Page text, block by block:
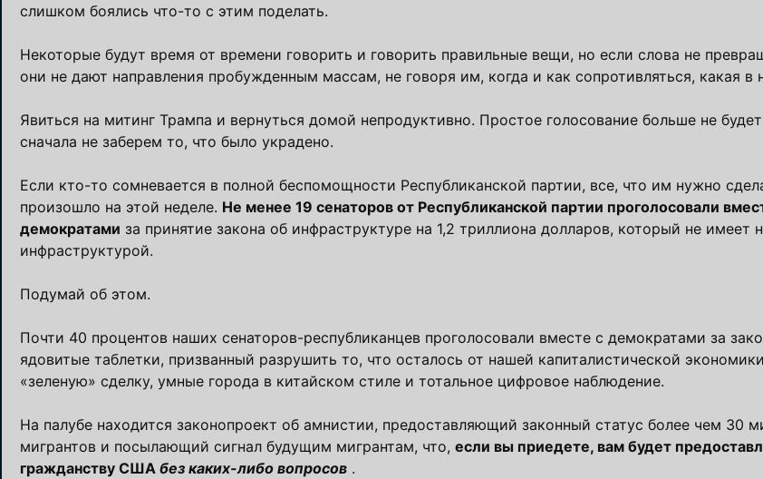
слишком боялись что-то с этим поделать.
Некоторые будут время от времени говорить и говорить правильные вещи, но если слова не
они не дают направления пробужденным массам, не говоря им, когда и как сопротивляться, какая в
Явиться на митинг Трампа и вернуться домой непродуктивно. Простое голосование больше не
сначала не заберем то, что было украдено.
Если кто-то сомневается в полной беспомощности Республиканской партии, все, что им нужно
произошло на этой неделе. Не менее 19 сенаторов от Республиканской партии проголосовали
демократами за принятие закона об инфраструктуре на 1,2 триллиона долларов, который не имеет
инфраструктурой.
Подумай об этом.
Почти 40 процентов наших сенаторов-республиканцев проголосовали вместе с демократами за
ядовитые таблетки, призванный разрушить то, что осталось от нашей капиталистической
«зеленую» сделку, умные города в китайском стиле и тотальное цифровое наблюдение.
На палубе находится законопроект об амнистии, предоставляющий законный статус более чем 30
мигрантов и посылающий сигнал будущим мигрантам, что, если вы приедете, вам будет
гражданству США без каких-либо вопросов .